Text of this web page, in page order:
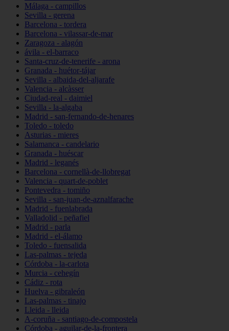
Málaga - campillos
Sevilla - gerena
Barcelona - tordera
Barcelona - vilassar-de-mar
Zaragoza - alagón
ávila - el-barraco
Santa-cruz-de-tenerife - arona
Granada - huétor-tájar
Sevilla - albaida-del-aljarafe
Valencia - alcàsser
Ciudad-real - daimiel
Sevilla - la-algaba
Madrid - san-fernando-de-henares
Toledo - toledo
Asturias - mieres
Salamanca - candelario
Granada - huéscar
Madrid - leganés
Barcelona - cornellà-de-llobregat
Valencia - quart-de-poblet
Pontevedra - tomiño
Sevilla - san-juan-de-aznalfarache
Madrid - fuenlabrada
Valladolid - peñafiel
Madrid - parla
Madrid - el-álamo
Toledo - fuensalida
Las-palmas - tejeda
Córdoba - la-carlota
Murcia - cehegín
Cádiz - rota
Huelva - gibraleón
Las-palmas - tinajo
Lleida - lleida
A-coruña - santiago-de-compostela
Córdoba - aguilar-de-la-frontera